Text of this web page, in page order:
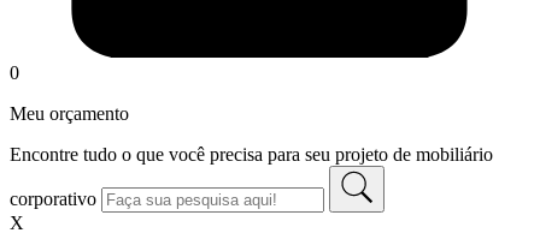
0
Meu orçamento
Encontre tudo o que você precisa para seu projeto de mobiliário
corporativo
X